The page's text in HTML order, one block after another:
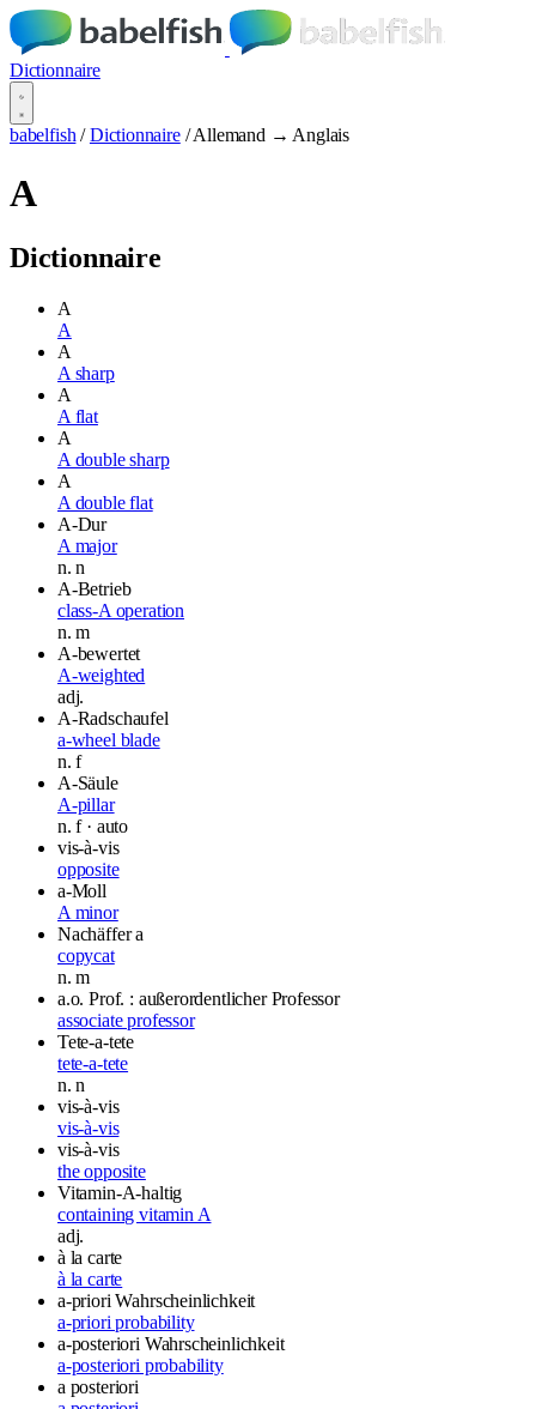
Dictionnaire
babelfish / Dictionnaire / Allemand → Anglais
A
Dictionnaire
A
A
A
A sharp
A
A flat
A
A double sharp
A
A double flat
A-Dur
A major
n.n
A-Betrieb
class-A operation
n.m
A-bewertet
A-weighted
adj.
A-Radschaufel
a-wheel blade
n.f
A-Säule
A-pillar
n.f· auto
vis-à-vis
opposite
a-Moll
A minor
Nachäffer a
copycat
n.m
a.o. Prof. : außerordentlicher Professor
associate professor
Tete-a-tete
tete-a-tete
n.n
vis-à-vis
vis-à-vis
vis-à-vis
the opposite
Vitamin-A-haltig
containing vitamin A
adj.
à la carte
à la carte
a-priori Wahrscheinlichkeit
a-priori probability
a-posteriori Wahrscheinlichkeit
a-posteriori probability
a posteriori